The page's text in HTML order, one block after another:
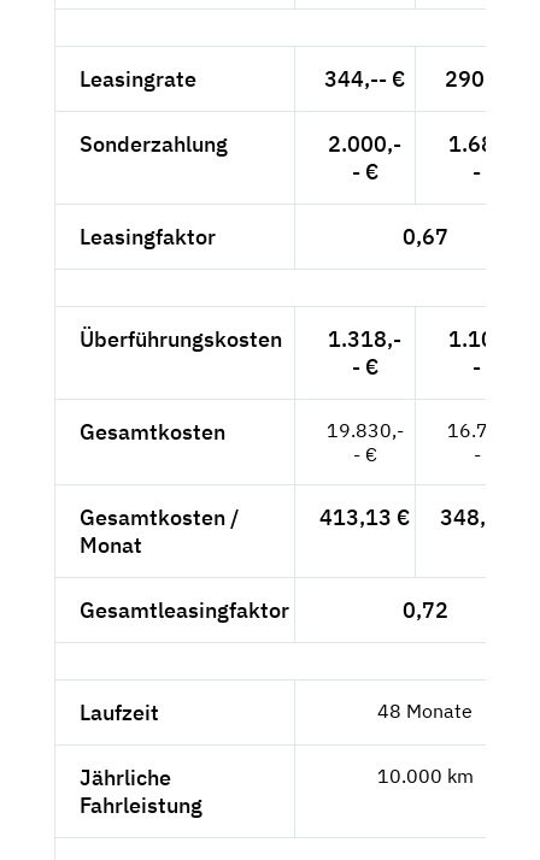
Leasingrate 344,-- € 290,-- €
Sonderzahlung
2.000,-
- €
1.681,-
- €
Leasingfaktor 0,67
Überführungskosten
1.318,-
- €
1.108,-
- €
Gesamtkosten
19.830,-
- €
16.709,-
- €
Gesamtkosten /
Monat
413,13 € 348,10 €
Gesamtleasingfaktor 0,72
Laufzeit 48 Monate
Jährliche
Fahrleistung
10.000 km